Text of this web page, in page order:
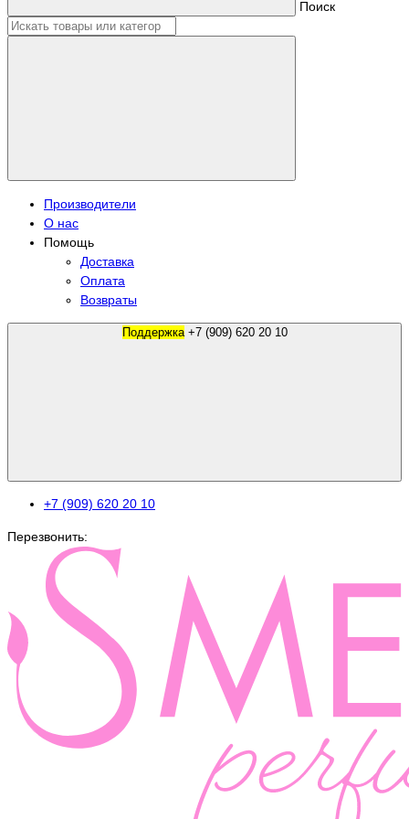
Поиск
Производители
О нас
Помощь
Доставка
Оплата
Возвраты
Поддержка +7 (909) 620 20 10
+7 (909) 620 20 10
Перезвонить: